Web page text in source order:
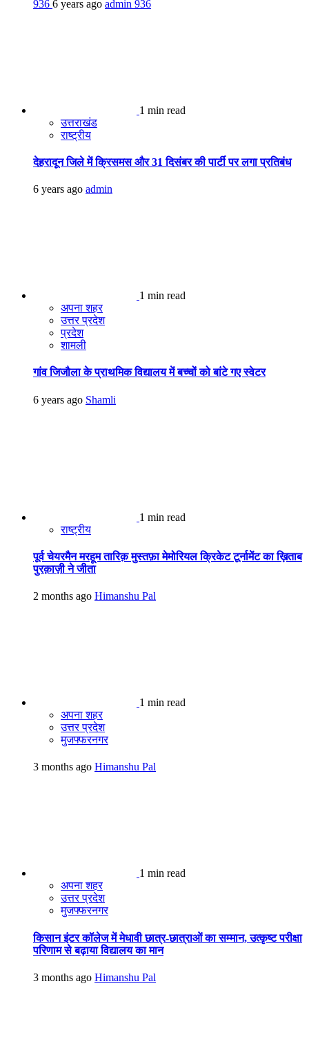
936 6 years ago admin 936
1 min read
उत्तराखंड
राष्ट्रीय
देहरादून जिले में क्रिसमस और 31 दिसंबर की पार्टी पर लगा प्रतिबंध
6 years ago admin
1 min read
अपना शहर
उत्तर प्रदेश
प्रदेश
शामली
गांव जिजौला के प्राथमिक विद्यालय में बच्चों को बांटे गए स्वेटर
6 years ago Shamli
1 min read
राष्ट्रीय
पूर्व चेयरमैन मरहूम तारिक़ मुस्तफ़ा मेमोरियल क्रिकेट टूर्नामेंट का ख़िताब
पुरक़ाज़ी ने जीता
2 months ago Himanshu Pal
1 min read
अपना शहर
उत्तर प्रदेश
मुजफ्फरनगर
3 months ago Himanshu Pal
1 min read
अपना शहर
उत्तर प्रदेश
मुजफ्फरनगर
किसान इंटर कॉलेज में मेधावी छात्र-छात्राओं का सम्मान, उत्कृष्ट परीक्षा
परिणाम से बढ़ाया विद्यालय का मान
3 months ago Himanshu Pal